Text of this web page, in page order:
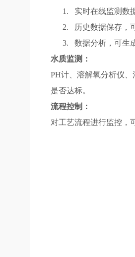
1.
实时在线监测数
2.
历史数据保存，
3.
数据分析，可生
水质监测：
PH计、溶解氧分析仪
是否达标。
流程控制：
对工艺流程进行监控，